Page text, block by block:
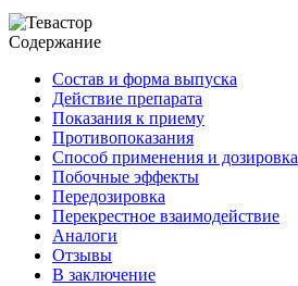
Содержание
Состав и форма выпуска
Действие препарата
Показания к приему
Противопоказания
Способ применения и дозировка
Побочные эффекты
Передозировка
Перекрестное взаимодействие
Аналоги
Отзывы
В заключение